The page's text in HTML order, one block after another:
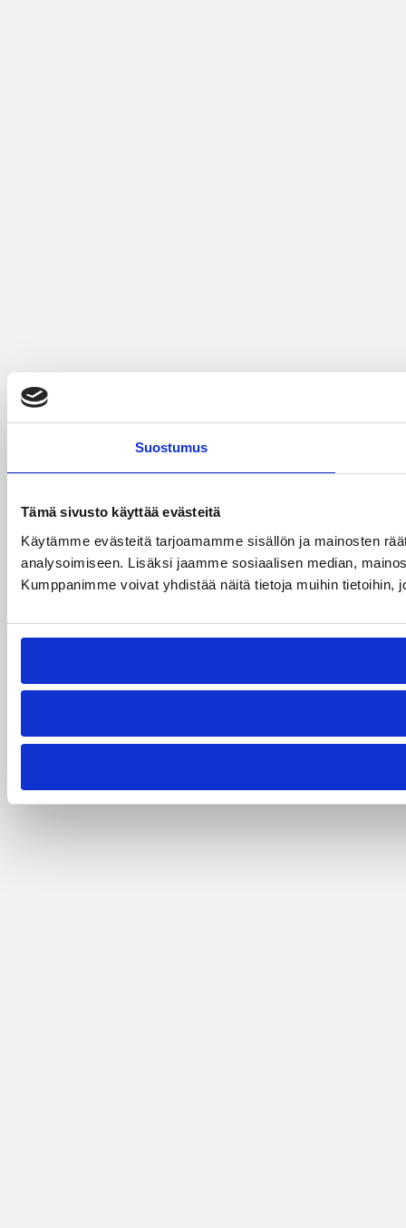
Suostumus
Tämä sivusto käyttää evästeitä
Käytämme evästeitä tarjoamamme sisällön ja mainosten
analysoimiseen. Lisäksi jaamme sosiaalisen median,
Kumppanimme voivat yhdistää näitä tietoja muihin tietoihin,